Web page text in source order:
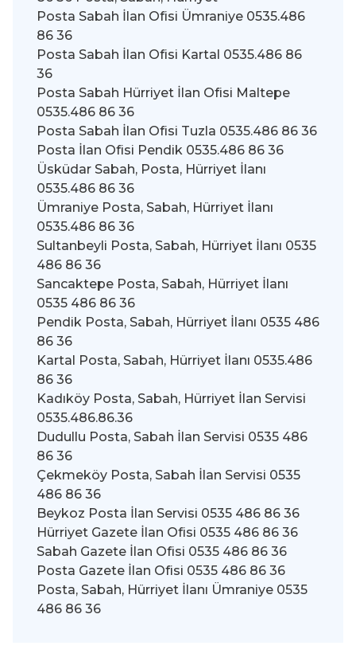
Posta Sabah İlan Ofisi Ümraniye 0535.486
86 36
Posta Sabah İlan Ofisi Kartal 0535.486 86
36
Posta Sabah Hürriyet İlan Ofisi Maltepe
0535.486 86 36
Posta Sabah İlan Ofisi Tuzla 0535.486 86 36
Posta İlan Ofisi Pendik 0535.486 86 36
Üsküdar Sabah, Posta, Hürriyet İlanı
0535.486 86 36
Ümraniye Posta, Sabah, Hürriyet İlanı
0535.486 86 36
Sultanbeyli Posta, Sabah, Hürriyet İlanı 0535
486 86 36
Sancaktepe Posta, Sabah, Hürriyet İlanı
0535 486 86 36
Pendik Posta, Sabah, Hürriyet İlanı 0535 486
86 36
Kartal Posta, Sabah, Hürriyet İlanı 0535.486
86 36
Kadıköy Posta, Sabah, Hürriyet İlan Servisi
0535.486.86.36
Dudullu Posta, Sabah İlan Servisi 0535 486
86 36
Çekmeköy Posta, Sabah İlan Servisi 0535
486 86 36
Beykoz Posta İlan Servisi 0535 486 86 36
Hürriyet Gazete İlan Ofisi 0535 486 86 36
Sabah Gazete İlan Ofisi 0535 486 86 36
Posta Gazete İlan Ofisi 0535 486 86 36
Posta, Sabah, Hürriyet İlanı Ümraniye 0535
486 86 36